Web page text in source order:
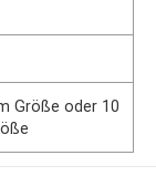
Größe oder 10